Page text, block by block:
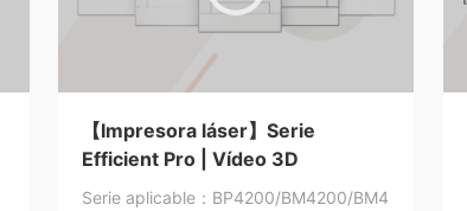
【Impresora láser】Serie
Efficient Pro | Vídeo 3D
Serie aplicable：BP4200/BM4200/BM4